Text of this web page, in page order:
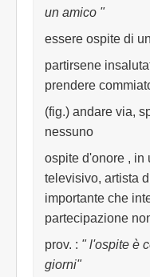
un amico "
essere ospite di
partirsene
prendere
(fig.) andare via,
nessuno
ospite d'onore , in
televisivo, artista
importante che
partecipazione
prov. : " l'ospite è
giorni"